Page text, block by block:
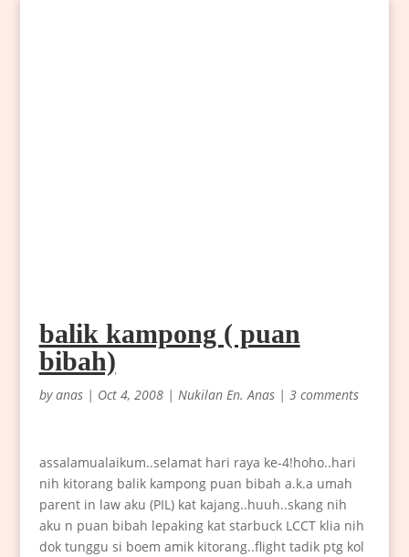
balik kampong ( puan
bibah)
byanas| Oct 4, 2008| Nukilan En. Anas| 3 comments
assalamualaikum..selamat hari raya ke-4!hoho..hari
nih kitorang balik kampong puan bibah a.k.a umah
parent in law aku (PIL) kat kajang..huuh..skang nih
aku n puan bibah lepaking kat starbuck LCCT klia nih
dok tunggu si boem amik kitorang..flight tadik ptg kol